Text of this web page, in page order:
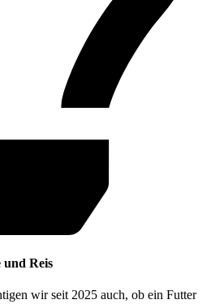
und Reis
wir seit 2025 auch, ob ein Futter